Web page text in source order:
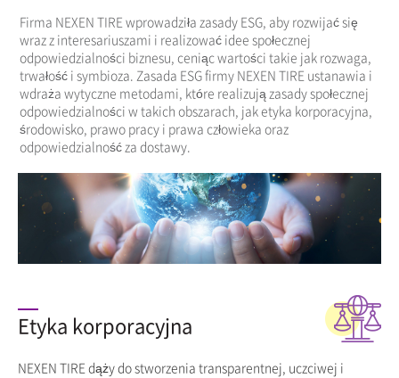
Firma NEXEN TIRE wprowadziła zasady ESG, aby rozwijać się
wraz z interesariuszami i realizować idee społecznej
odpowiedzialności biznesu, ceniąc wartości takie jak rozwaga,
trwałość i symbioza. Zasada ESG firmy NEXEN TIRE ustanawia i
wdraża wytyczne metodami, które realizują zasady społecznej
odpowiedzialności w takich obszarach, jak etyka korporacyjna,
środowisko, prawo pracy i prawa człowieka oraz
odpowiedzialność za dostawy.
Etyka korporacyjna
NEXEN TIRE dąży do stworzenia transparentnej, uczciwej i